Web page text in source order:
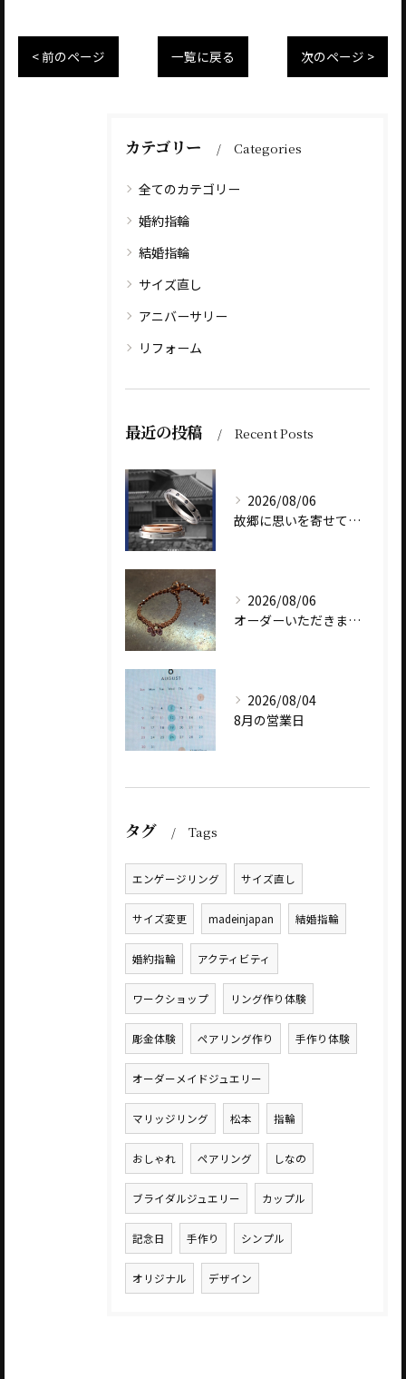
< 前のページ 一覧に戻る 次のページ >
カテゴリー Categories
全てのカテゴリー
婚約指輪
結婚指輪
サイズ直し
アニバーサリー
リフォーム
最近の投稿 Recent Posts
2026/08/06
故郷に思いを寄せて～オリジナルブランド【Shinano(しな...
2026/08/06
オーダーいただきました、AbHeri 『dew 露』の新作で...
2026/08/04
8月の営業日
タグ Tags
エンゲージリング サイズ直し
サイズ変更 madeinjapan 結婚指輪
婚約指輪 アクティビティ
ワークショップ リング作り体験
彫金体験 ペアリング作り 手作り体験
オーダーメイドジュエリー
マリッジリング 松本 指輪
おしゃれ ペアリング しなの
ブライダルジュエリー カップル
記念日 手作り シンプル
オリジナル デザイン